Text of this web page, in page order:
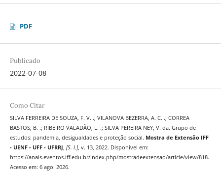
PDF
Publicado
2022-07-08
Como Citar
SILVA FERREIRA DE SOUZA, F. V. .; VILANOVA BEZERRA, A. C. .; CORREA
BASTOS, B. .; RIBEIRO VALADÃO, L. .; SILVA PEREIRA NEY, V. da. Grupo de
estudos: pandemia, desigualdades e proteção social. Mostra de Extensão IFF
- UENF - UFF - UFRRJ, [S. l.], v. 13, 2022. Disponível em:
https://anais.eventos.iff.edu.br/index.php/mostradeextensao/article/view/818.
Acesso em: 6 ago. 2026.